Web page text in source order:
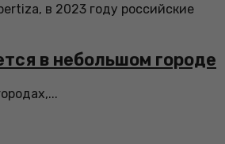
в 2023 году российские
в небольшом городе